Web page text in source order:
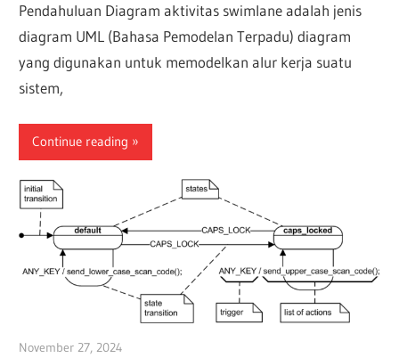
Pendahuluan Diagram aktivitas swimlane adalah jenis
diagram UML (Bahasa Pemodelan Terpadu) diagram
yang digunakan untuk memodelkan alur kerja suatu
sistem,
Continue reading
November 27, 2024